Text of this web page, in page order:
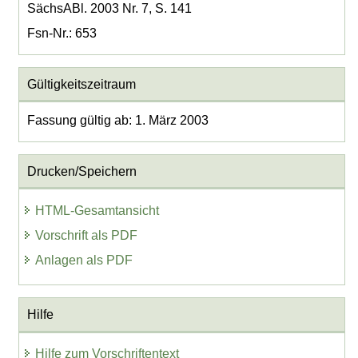
SächsABl. 2003 Nr. 7, S. 141
Fsn-Nr.: 653
Gültigkeitszeitraum
Fassung gültig ab: 1. März 2003
Drucken/Speichern
HTML-Gesamtansicht
Vorschrift als PDF
Anlagen als PDF
Hilfe
Hilfe zum Vorschriftentext